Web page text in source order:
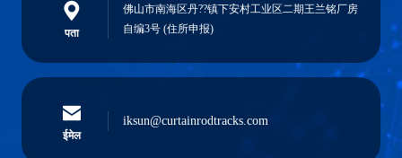
पता
佛山市南海区丹??镇下安村工业区二期王兰铭厂房
自编3号 (住所申报)
ईमेल
iksun@curtainrodtracks.com